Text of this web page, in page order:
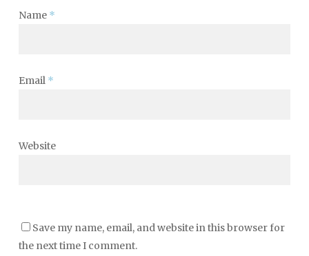
Name *
Email *
Website
Save my name, email, and website in this browser for
the next time I comment.